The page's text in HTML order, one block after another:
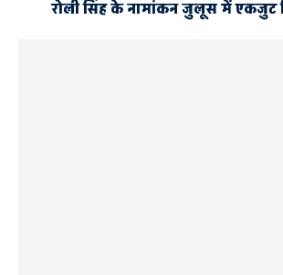
रोली सिंह के नामांकन जुलूस में एकजुट